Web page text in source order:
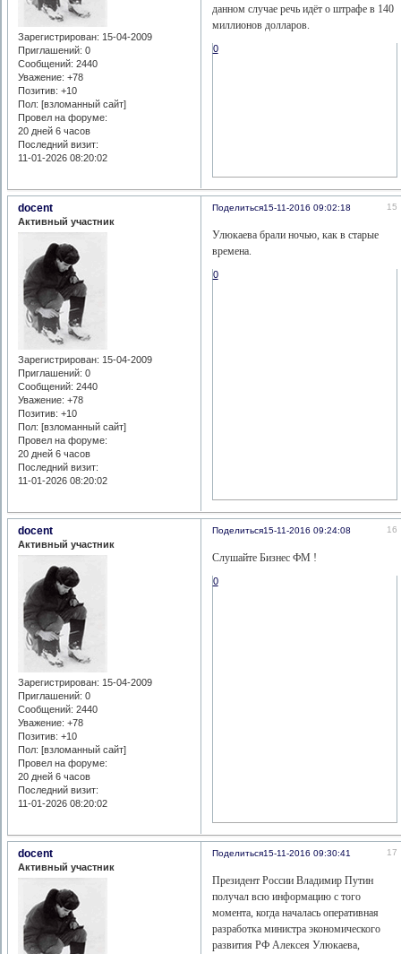
Зарегистрирован: 15-04-2009
Приглашений: 0
Сообщений: 2440
Уважение: +78
Позитив: +10
Пол: [взломанный сайт]
Провел на форуме:
20 дней 6 часов
Последний визит:
11-01-2026 08:20:02
данном случае речь идёт о штрафе в 140
миллионов долларов.
0
Поделиться 15
15-11-2016 09:02:18
docent
Активный участник
Зарегистрирован: 15-04-2009
Приглашений: 0
Сообщений: 2440
Уважение: +78
Позитив: +10
Пол: [взломанный сайт]
Провел на форуме:
20 дней 6 часов
Последний визит:
11-01-2026 08:20:02
Улюкаева брали ночью, как в старые
времена.
0
Поделиться 16
15-11-2016 09:24:08
docent
Активный участник
Зарегистрирован: 15-04-2009
Приглашений: 0
Сообщений: 2440
Уважение: +78
Позитив: +10
Пол: [взломанный сайт]
Провел на форуме:
20 дней 6 часов
Последний визит:
11-01-2026 08:20:02
Слушайте Бизнес ФМ !
0
Поделиться 17
15-11-2016 09:30:41
docent
Активный участник
Президент России Владимир Путин
получал всю информацию с того
момента, когда началась оперативная
разработка министра экономического
развития РФ Алексея Улюкаева,